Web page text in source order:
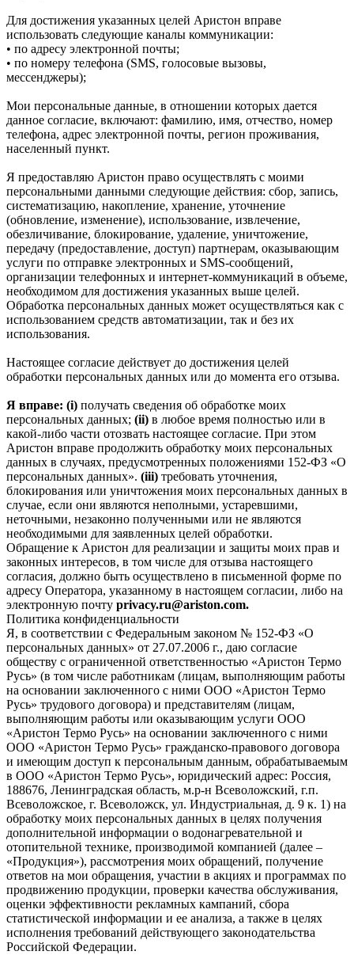
Для достижения указанных целей Аристон вправе
использовать следующие каналы коммуникации:
• по адресу электронной почты;
• по номеру телефона (SMS, голосовые вызовы,
мессенджеры);
Мои персональные данные, в отношении которых дается
данное согласие, включают: фамилию, имя, отчество, номер
телефона, адрес электронной почты, регион проживания,
населенный пункт.
Я предоставляю Аристон право осуществлять с моими
персональными данными следующие действия: сбор, запись,
систематизацию, накопление, хранение, уточнение
(обновление, изменение), использование, извлечение,
обезличивание, блокирование, удаление, уничтожение,
передачу (предоставление, доступ) партнерам, оказывающим
услуги по отправке электронных и SMS‑сообщений,
организации телефонных и интернет‑коммуникаций в объеме,
необходимом для достижения указанных выше целей.
Обработка персональных данных может осуществляться как с
использованием средств автоматизации, так и без их
использования.
Настоящее согласие действует до достижения целей
обработки персональных данных или до момента его отзыва.
Я вправе: (i) получать сведения об обработке моих
персональных данных; (ii) в любое время полностью или в
какой-либо части отозвать настоящее согласие. При этом
Аристон вправе продолжить обработку моих персональных
данных в случаях, предусмотренных положениями 152-ФЗ «О
персональных данных». (iii) требовать уточнения,
блокирования или уничтожения моих персональных данных в
случае, если они являются неполными, устаревшими,
неточными, незаконно полученными или не являются
необходимыми для заявленных целей обработки.
Обращение к Аристон для реализации и защиты моих прав и
законных интересов, в том числе для отзыва настоящего
согласия, должно быть осуществлено в письменной форме по
адресу Оператора, указанному в настоящем согласии, либо на
электронную почту privacy.ru@ariston.com.
Политика конфиденциальности
Я, в соответствии с Федеральным законом № 152-ФЗ «О
персональных данных» от 27.07.2006 г., даю согласие
обществу с ограниченной ответственностью «Аристон Термо
Русь» (в том числе работникам (лицам, выполняющим работы
на основании заключенного с ними ООО «Аристон Термо
Русь» трудового договора) и представителям (лицам,
выполняющим работы или оказывающим услуги ООО
«Аристон Термо Русь» на основании заключенного с ними
ООО «Аристон Термо Русь» гражданско-правового договора
и имеющим доступ к персональным данным, обрабатываемым
в ООО «Аристон Термо Русь», юридический адрес: Россия,
188676, Ленинградская область, м.р-н Всеволожский, г.п.
Всеволожское, г. Всеволожск, ул. Индустриальная, д. 9 к. 1) на
обработку моих персональных данных в целях получения
дополнительной информации о водонагревательной и
отопительной технике, производимой компанией (далее –
«Продукция»), рассмотрения моих обращений, получение
ответов на мои обращения, участии в акциях и программах по
продвижению продукции, проверки качества обслуживания,
оценки эффективности рекламных кампаний, сбора
статистической информации и ее анализа, а также в целях
исполнения требований действующего законодательства
Российской Федерации.